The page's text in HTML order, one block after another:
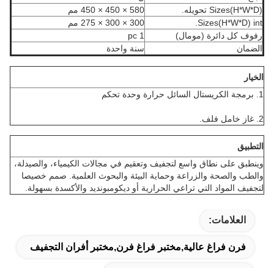
Sizes(H*W*D) تحويله.
580 × 450 × 450 مم
Sizes(H*W*D) int.
300 × 300 × 275 مم
رفوف كل دائرة (مومال)
الضمان
سنة واحدة
الخيار
التطبيق
وينطبق على نطاق واسع لتجفيف وتعقيم في مجالات الكيمياء، والصيدلة،
والطب والصحة والزراعة وحماية البيئة والبحوث العلمية. صمم خصيصا
لتجفيف المواد التي تراعي الحرارية أو ديكومبونديد والأكسدة بسهولة.
العلامات:
فرن فراغ عالية,مختبر فراغ فرن,مختبر أفران التجفيف